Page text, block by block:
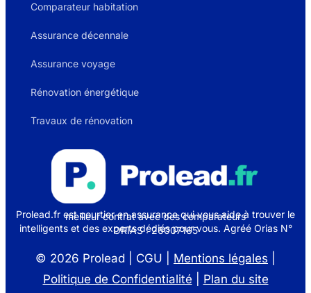
Comparateur habitation
Assurance décennale
Assurance voyage
Rénovation énergétique
Travaux de rénovation
Prolead.fr est courtier en assurance qui vous aide à trouver le
meilleur contrat avec des comparateurs
intelligents et des experts dédiés pour vous. Agréé Orias N°
ORIAS : 26007165
© 2026 Prolead | CGU | Mentions légales
Politique de Confidentialité
Plan du site